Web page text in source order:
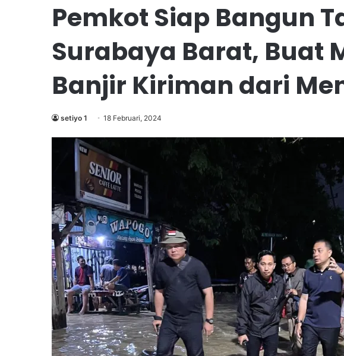
Pemkot Siap Bangun
Surabaya Barat, Buat
Banjir Kiriman dari
setiyo 1 18 Februari, 2024